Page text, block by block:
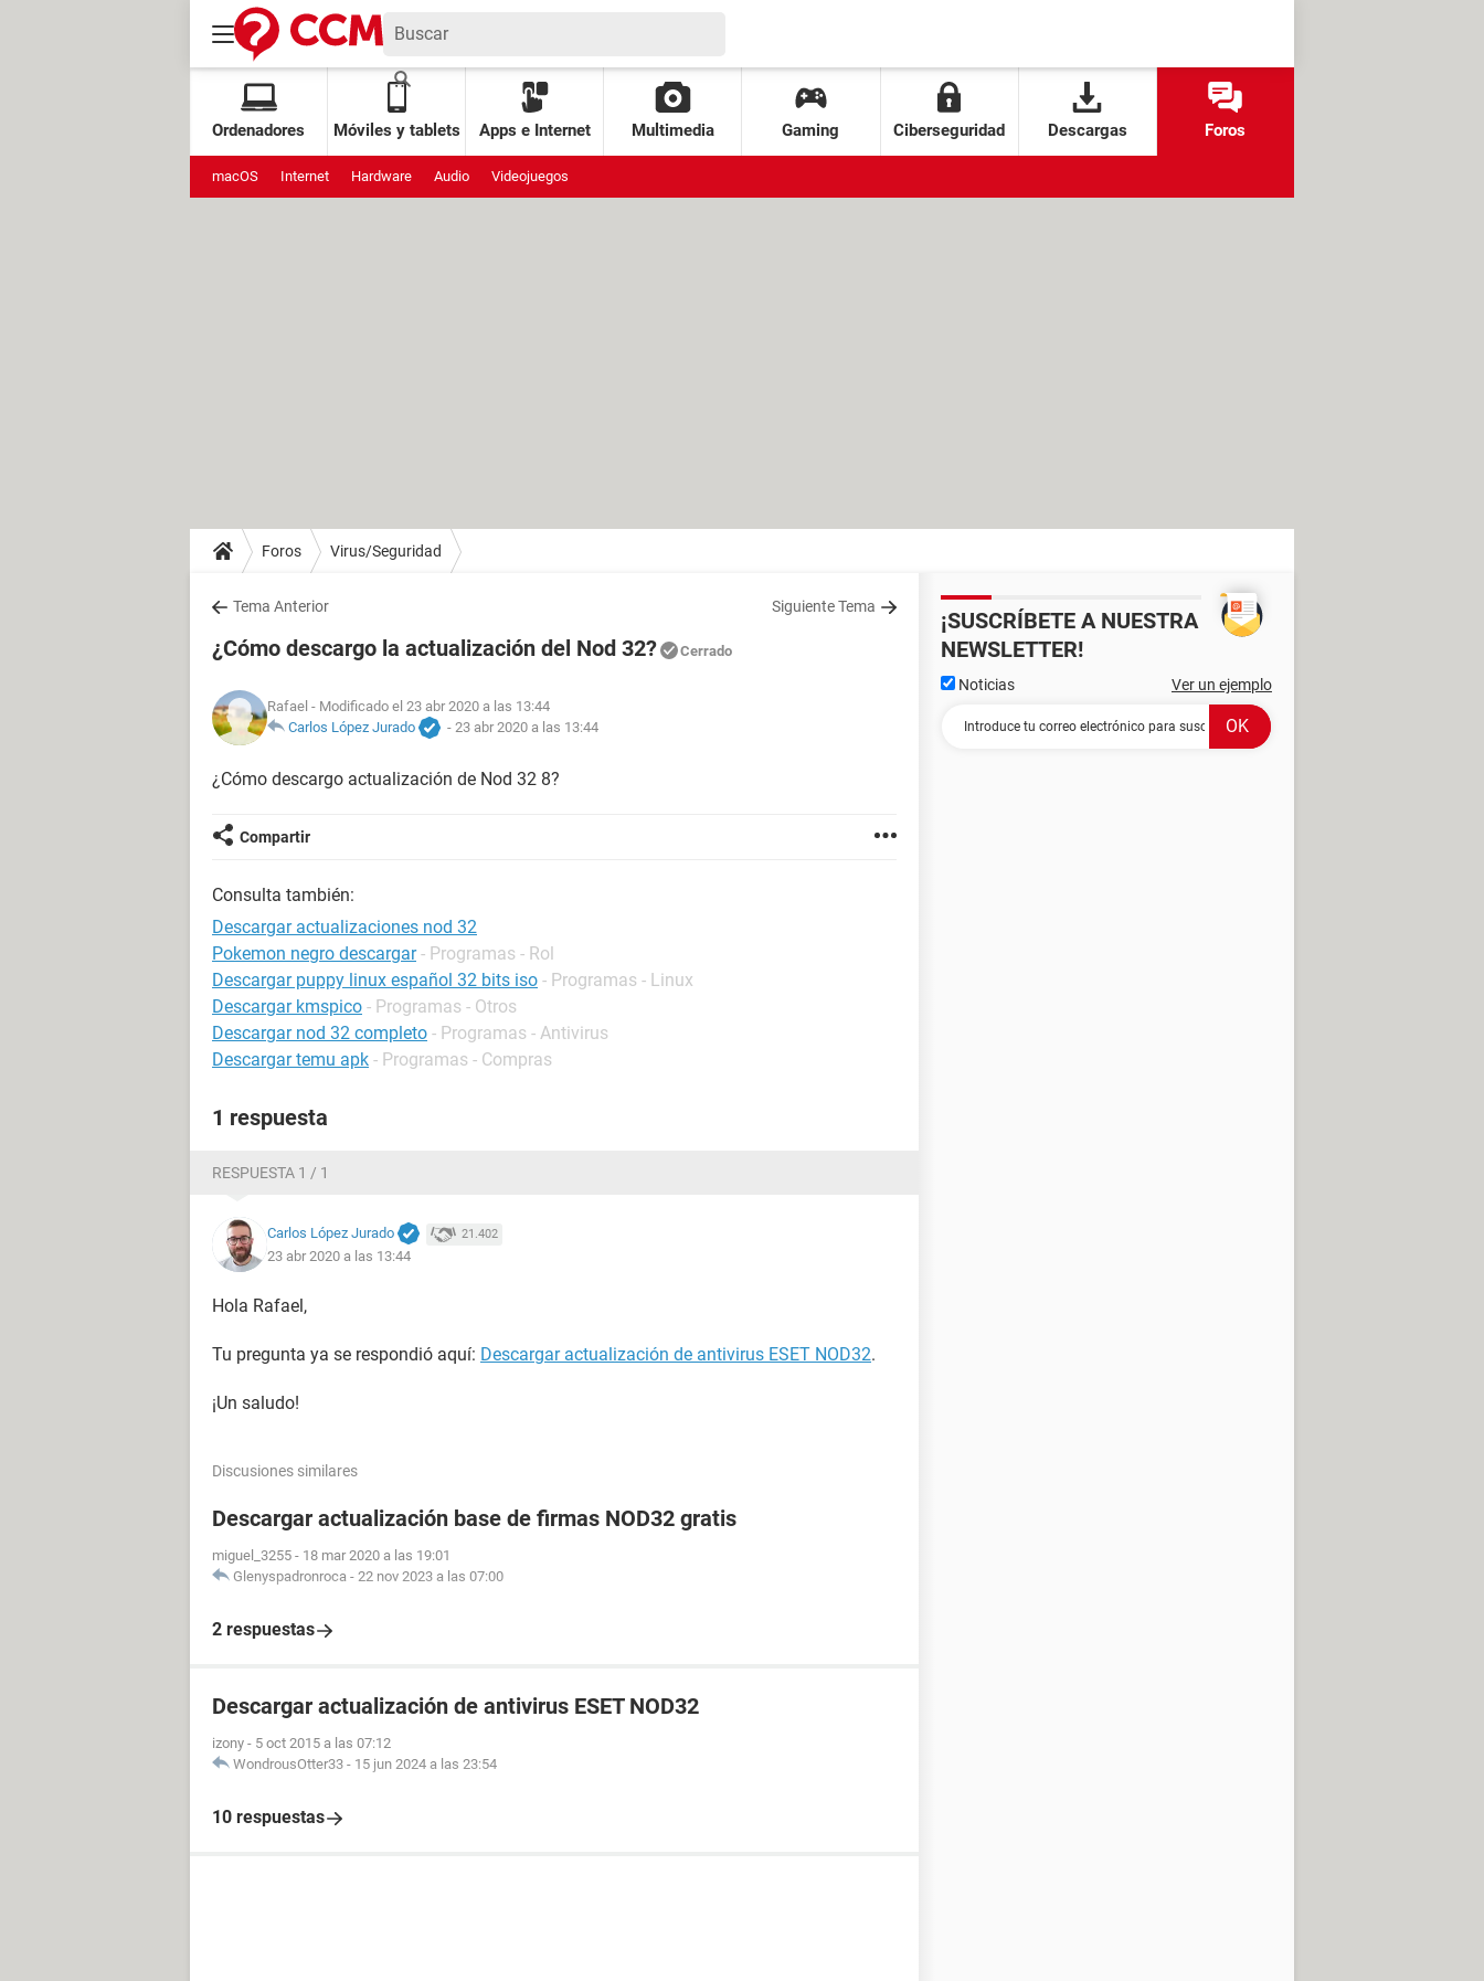
Ordenadores Móviles y tablets Apps e Internet Multimedia Gaming Ciberseguridad Descargas Foros
macOS Internet Hardware Audio Videojuegos
Foros Virus/Seguridad
Tema Anterior Siguiente Tema
¿Cómo descargo la actualización del Nod 32? Cerrado
Rafael - Modificado el 23 abr 2020 a las 13:44
Carlos López Jurado
- 23 abr 2020 a las 13:44
¿Cómo descargo actualización de Nod 32 8?
Compartir
Consulta también:
Descargar actualizaciones nod 32
Pokemon negro descargar - Programas - Rol
Descargar puppy linux español 32 bits iso - Programas - Linux
Descargar kmspico - Programas - Otros
Descargar nod 32 completo - Programas - Antivirus
Descargar temu apk - Programas - Compras
1 respuesta
RESPUESTA 1 / 1
Carlos López Jurado 21.402
23 abr 2020 a las 13:44
Hola Rafael,
Tu pregunta ya se respondió aquí: Descargar actualización de antivirus ESET NOD32.
¡Un saludo!
Discusiones similares
Descargar actualización base de firmas NOD32 gratis
miguel_3255 - 18 mar 2020 a las 19:01
Glenyspadronroca - 22 nov 2023 a las 07:00
2 respuestas
Descargar actualización de antivirus ESET NOD32
izony - 5 oct 2015 a las 07:12
WondrousOtter33 - 15 jun 2024 a las 23:54
10 respuestas
¡SUSCRÍBETE A NUESTRA
NEWSLETTER!
Noticias Ver un ejemplo